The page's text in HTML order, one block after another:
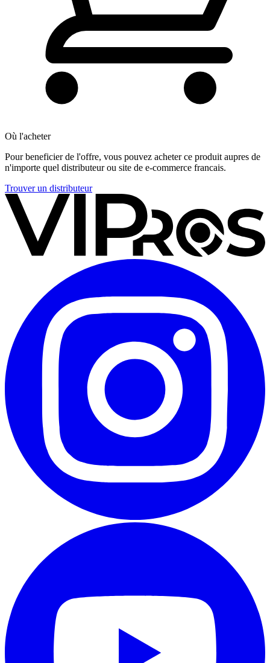
Où l'acheter
Pour beneficier de l'offre, vous pouvez acheter ce produit aupres de
n'importe quel distributeur ou site de e-commerce francais.
Trouver un distributeur